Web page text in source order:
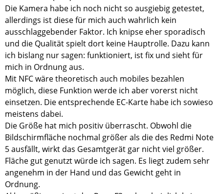
Die Kamera habe ich noch nicht so ausgiebig getestet,
allerdings ist diese für mich auch wahrlich kein
ausschlaggebender Faktor. Ich knipse eher sporadisch
und die Qualität spielt dort keine Hauptrolle. Dazu kann
ich bislang nur sagen: funktioniert, ist fix und sieht für
mich in Ordnung aus.
Mit NFC wäre theoretisch auch mobiles bezahlen
möglich, diese Funktion werde ich aber vorerst nicht
einsetzen. Die entsprechende EC-Karte habe ich sowieso
meistens dabei.
Die Größe hat mich positiv überrascht. Obwohl die
Bildschirmfläche nochmal größer als die des Redmi Note
5 ausfällt, wirkt das Gesamtgerät gar nicht viel größer.
Fläche gut genutzt würde ich sagen. Es liegt zudem sehr
angenehm in der Hand und das Gewicht geht in
Ordnung.